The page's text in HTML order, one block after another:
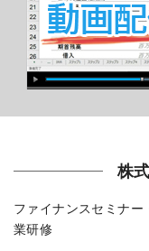
株
ファイナンスセミナ
業研修